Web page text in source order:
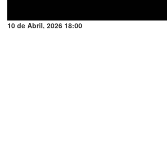
10 de Abril, 2026 18:00